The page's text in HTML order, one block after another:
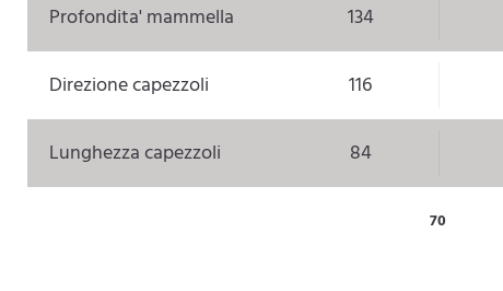
Profondita' mammella 134
Direzione capezzoli 116
Lunghezza capezzoli 84
70